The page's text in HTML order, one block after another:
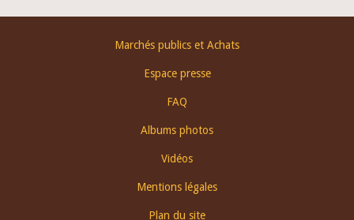
Marchés publics et Achats
Espace presse
FAQ
Albums photos
Vidéos
Mentions légales
Plan du site